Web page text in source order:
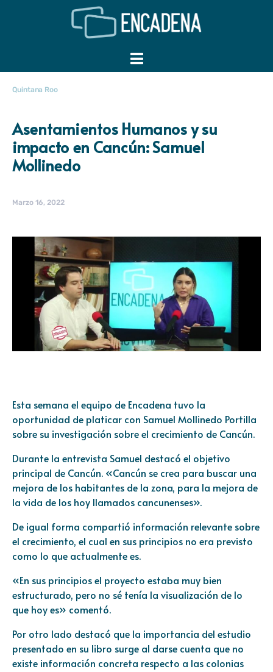
Quintana Roo
Asentamientos Humanos y su
impacto en Cancún: Samuel
Mollinedo
Marzo 16, 2022
Esta semana el equipo de Encadena tuvo la
oportunidad de platicar con Samuel Mollinedo Portilla
sobre su investigación sobre el crecimiento de Cancún.
Durante la entrevista Samuel destacó el objetivo
principal de Cancún. «Cancún se crea para buscar una
mejora de los habitantes de la zona, para la mejora de
la vida de los hoy llamados cancunenses».
De igual forma compartió información relevante sobre
el crecimiento, el cual en sus principios no era previsto
como lo que actualmente es.
«En sus principios el proyecto estaba muy bien
estructurado, pero no sé tenía la visualización de lo
que hoy es» comentó.
Por otro lado destacó que la importancia del estudio
presentado en su libro surge al darse cuenta que no
existe información concreta respecto a las colonias